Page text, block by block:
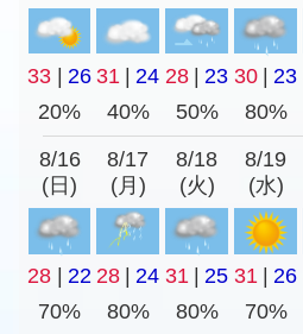
33 26 31 24 28 23 30 23
20%
40% 50% 80%
8/16
(日)
8/17
(月)
8/18
(火)
8/19
(水)
28 22 28 24 31 25 31 26
70%
80% 80% 70%